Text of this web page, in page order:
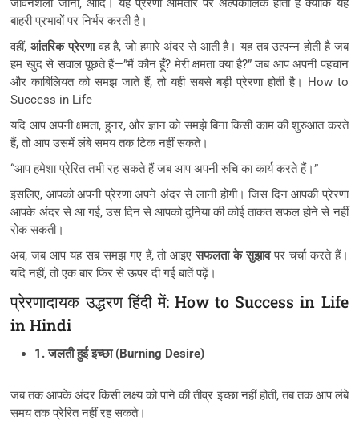
जीवनशैली जीना, आदि। यह प्रेरणा आमतौर पर अल्पकालिक होती है क्योंकि यह
बाहरी प्रभावों पर निर्भर करती है।
वहीं,आंतरिक प्रेरणावह है, जो हमारे अंदर से आती है। यह तब उत्पन्न होती है जब
हम खुद से सवाल पूछते हैं—”मैं कौन हूँ? मेरी क्षमता क्या है?” जब आप अपनी पहचान
और काबिलियत को समझ जाते हैं, तो यही सबसे बड़ी प्रेरणा होती है। How to
Success in Life
यदि आप अपनी क्षमता, हुनर, और ज्ञान को समझे बिना किसी काम की शुरुआत करते
हैं, तो आप उसमें लंबे समय तक टिक नहीं सकते।
“आप हमेशा प्रेरित तभी रह सकते हैं जब आप अपनी रुचि का कार्य करते हैं।”
इसलिए, आपको अपनी प्रेरणा अपने अंदर से लानी होगी। जिस दिन आपकी प्रेरणा
आपके अंदर से आ गई, उस दिन से आपको दुनिया की कोई ताकत सफल होने से नहीं
रोक सकती।
अब, जब आप यह सब समझ गए हैं, तो आइएसफलता के सुझावपर चर्चा करते हैं।
यदि नहीं, तो एक बार फिर से ऊपर दी गई बातें पढ़ें।
प्रेरणादायक उद्धरण हिंदी में: How to Success in Life
in Hindi
1. जलती हुई इच्छा (Burning Desire)
जब तक आपके अंदर किसी लक्ष्य को पाने की तीव्र इच्छा नहीं होती, तब तक आप लंबे
समय तक प्रेरित नहीं रह सकते।